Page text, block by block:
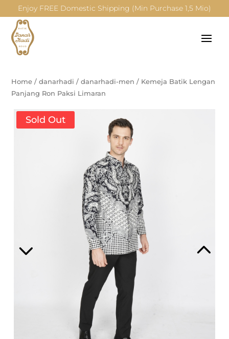
Enjoy FREE Domestic Shipping (Min Purchase 1,5 Mio)
Home /danarhadi /danarhadi-men / Kemeja Batik Lengan
Panjang Ron Paksi Limaran
Sold Out